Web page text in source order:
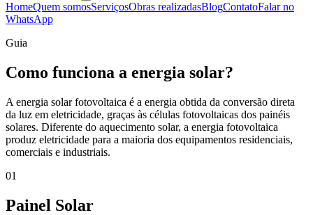
HomeQuem somosServiçosObras realizadasBlogContatoFalar no
WhatsApp
Guia
Como funciona a energia solar?
A energia solar fotovoltaica é a energia obtida da conversão direta
da luz em eletricidade, graças às células fotovoltaicas dos painéis
solares. Diferente do aquecimento solar, a energia fotovoltaica
produz eletricidade para a maioria dos equipamentos residenciais,
comerciais e industriais.
01
Painel Solar